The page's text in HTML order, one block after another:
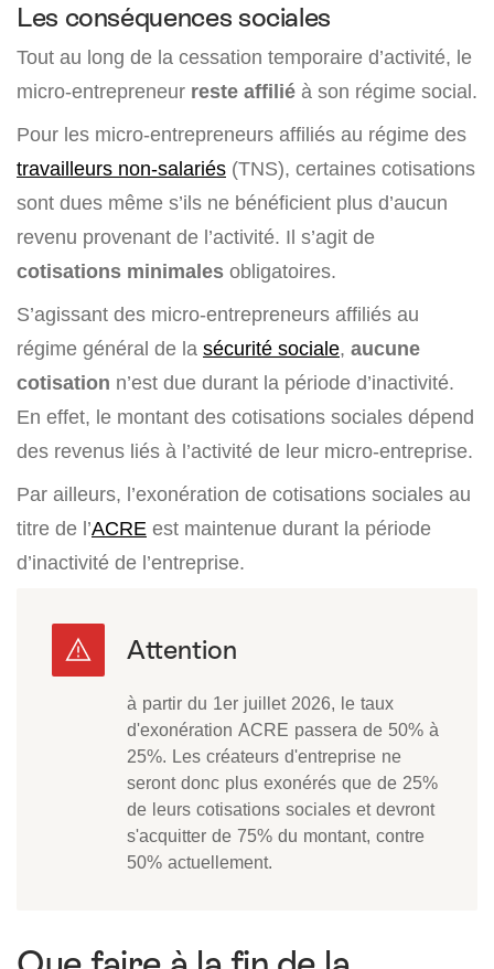
Les conséquences sociales
Tout au long de la cessation temporaire d’activité, le
micro-entrepreneur reste affilié à son régime social.
Pour les micro-entrepreneurs affiliés au régime des
travailleurs non-salariés (TNS), certaines cotisations
sont dues même s’ils ne bénéficient plus d’aucun
revenu provenant de l’activité. Il s’agit de
cotisations minimales obligatoires.
S’agissant des micro-entrepreneurs affiliés au
régime général de la sécurité sociale, aucune
cotisation n’est due durant la période d’inactivité.
En effet, le montant des cotisations sociales dépend
des revenus liés à l’activité de leur micro-entreprise.
Par ailleurs, l’exonération de cotisations sociales au
titre de l’ACRE est maintenue durant la période
d’inactivité de l’entreprise.
à partir du 1er juillet 2026, le taux
d'exonération ACRE passera de 50% à
25%. Les créateurs d'entreprise ne
seront donc plus exonérés que de 25%
de leurs cotisations sociales et devront
s'acquitter de 75% du montant, contre
50% actuellement.